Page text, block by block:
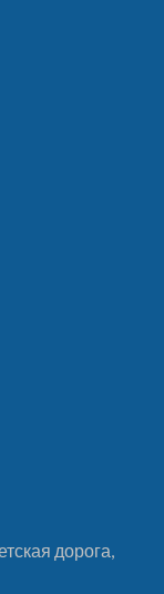
дорога,